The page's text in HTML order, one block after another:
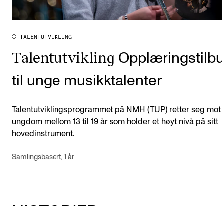
TALENTUTVIKLING
Talentutvikling
til unge musikktalenter
Talentutviklingsprogrammet på NMH (TUP) retter seg mot
ungdom mellom 13 til 19 år som holder et høyt nivå på sitt
hovedinstrument.
Samlingsbasert, 1 år